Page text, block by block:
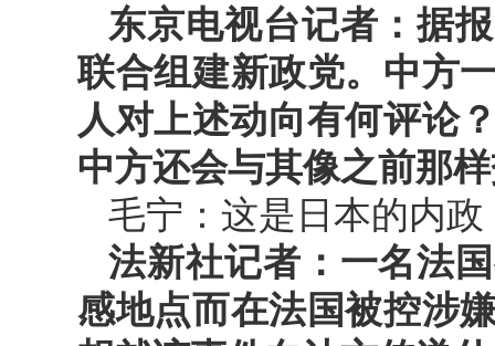
东京电视台记者：据
联合组建新政党。中方
人对上述动向有何评论
中方还会与其像之前那
毛宁：这是日本的内
法新社记者：一名法
感地点而在法国被控涉